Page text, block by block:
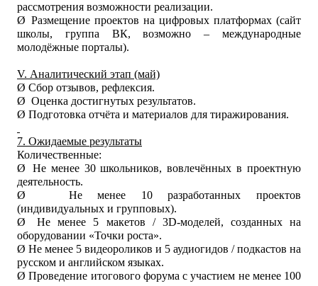
рассмотрения возможности реализации.
Ø Размещение проектов на цифровых платформах (сайт
школы, группа ВК, возможно – международные
молодёжные порталы).
V. Аналитический этап (май)
Ø Сбор отзывов, рефлексия.
Ø Оценка достигнутых результатов.
Ø Подготовка отчёта и материалов для тиражирования.
7. Ожидаемые результаты
Количественные:
Ø
Не менее 30 школьников, вовлечённых в проектную
деятельность.
Ø
Не менее 10 разработанных проектов
(индивидуальных и групповых).
Ø
Не менее 5 макетов / 3D-моделей, созданных на
оборудовании «Точки роста».
Ø Не менее 5 видеороликов и 5 аудиогидов / подкастов на
русском и английском языках.
Ø Проведение итогового форума с участием не менее 100